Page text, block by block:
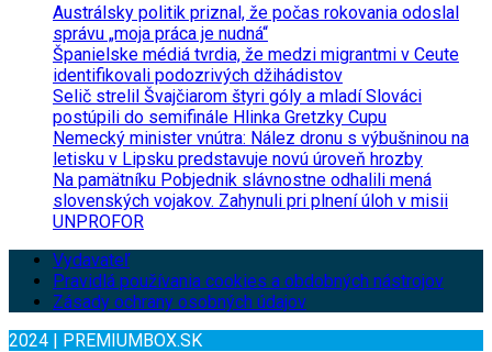
Austrálsky politik priznal, že počas rokovania odoslal
správu „moja práca je nudná“
Španielske médiá tvrdia, že medzi migrantmi v Ceute
identifikovali podozrivých džihádistov
Selič strelil Švajčiarom štyri góly a mladí Slováci
postúpili do semifinále Hlinka Gretzky Cupu
Nemecký minister vnútra: Nález dronu s výbušninou na
letisku v Lipsku predstavuje novú úroveň hrozby
Na pamätníku Pobjednik slávnostne odhalili mená
slovenských vojakov. Zahynuli pri plnení úloh v misii
UNPROFOR
Vydavateľ
Pravidlá používania cookies a obdobných nástrojov
Zásady ochrany osobných údajov
2024 | PREMIUMBOX.SK